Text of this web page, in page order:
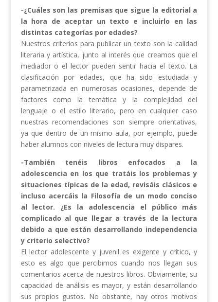
-¿Cuáles son las premisas que sigue la editorial a
la hora de aceptar un texto e incluirlo en las
distintas categorías por edades?
Nuestros criterios para publicar un texto son la calidad
literaria y artística, junto al interés que creamos que el
mediador o el lector pueden sentir hacia el texto. La
clasificación por edades, que ha sido estudiada y
parametrizada en numerosas ocasiones, depende de
factores como la temática y la complejidad del
lenguaje o el estilo literario, pero en cualquier caso
nuestras recomendaciones son siempre orientativas,
ya que dentro de un mismo aula, por ejemplo, puede
haber alumnos con niveles de lectura muy dispares.
-También tenéis libros enfocados a la
adolescencia en los que tratáis los problemas y
situaciones típicas de la edad, revisáis clásicos e
incluso acercáis la Filosofía de un modo conciso
al lector. ¿Es la adolescencia el público más
complicado al que llegar a través de la lectura
debido a que están desarrollando independencia
y criterio selectivo?
El lector adolescente y juvenil es exigente y crítico, y
esto es algo que percibimos cuando nos llegan sus
comentarios acerca de nuestros libros. Obviamente, su
capacidad de análisis es mayor, y están desarrollando
sus propios gustos. No obstante, hay otros motivos